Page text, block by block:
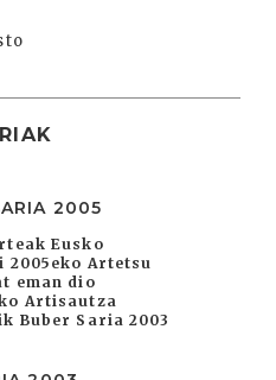
2005
Eusko
Artetsu
eman dio
Artisautza
Buber Saria 2003